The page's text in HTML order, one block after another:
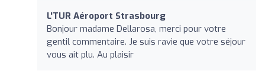
L'TUR Aéroport Strasbourg
Bonjour madame Dellarosa, merci pour votre
gentil commentaire. Je suis ravie que votre séjour
vous ait plu. Au plaisir